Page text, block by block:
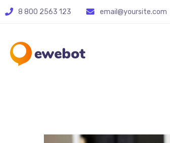
8 800 2563 123 email@yoursite.com